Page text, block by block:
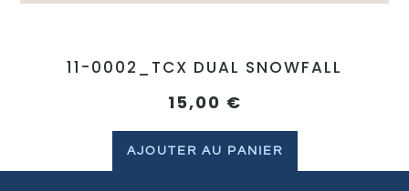
11-0002_TCX DUAL SNOWFALL
15,00 €
AJOUTER AU PANIER